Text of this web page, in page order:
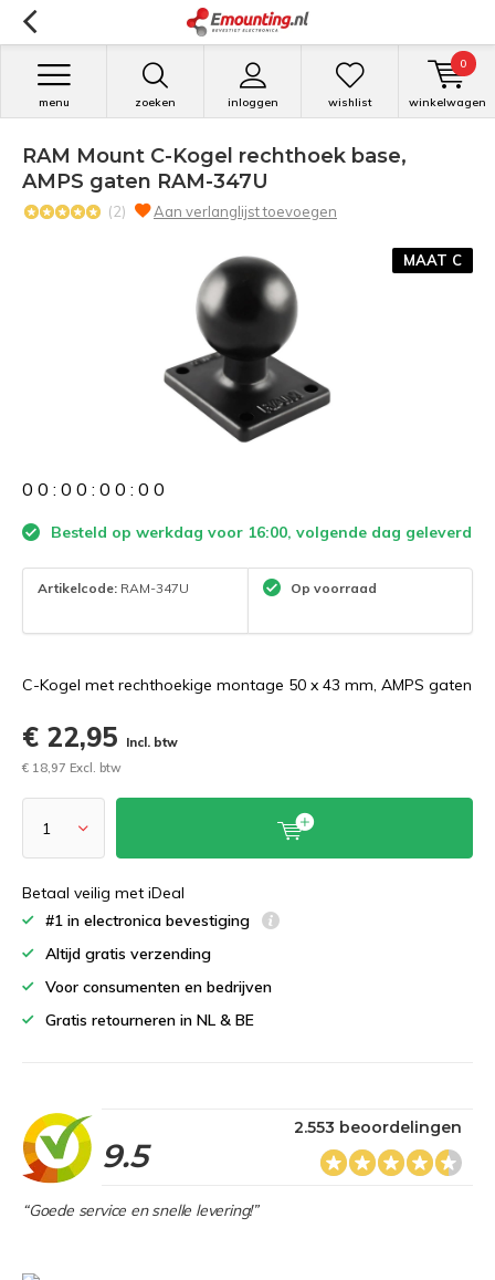
zoeken inloggen
menu wishlist winkelwagen
0
RAM Mount C-Kogel rechthoek base,
AMPS gaten RAM-347U
(2) Aan verlanglijst toevoegen
MAAT C
0 0 : 0 0 : 0 0 : 0 0
Besteld op werkdag voor 16:00, volgende dag geleverd
Artikelcode: RAM-347U Op voorraad
C-Kogel met rechthoekige montage 50 x 43 mm, AMPS gaten
€ 22,95
Incl. btw
€ 18,97 Excl. btw
Betaal veilig met iDeal
#1 in electronica bevestiging
Altijd gratis verzending
Voor consumenten en bedrijven
Gratis retourneren in NL & BE
9.5
2.553 beoordelingen
“Goede service en snelle levering!”